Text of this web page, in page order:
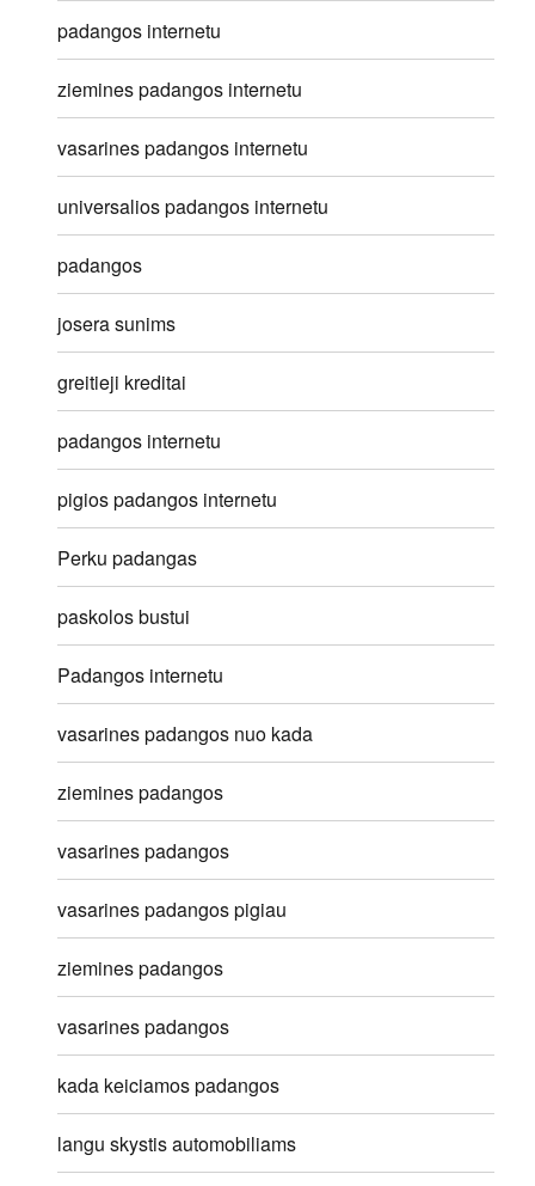
padangos internetu
ziemines padangos internetu
vasarines padangos internetu
universalios padangos internetu
padangos
josera sunims
greitieji kreditai
padangos internetu
pigios padangos internetu
Perku padangas
paskolos bustui
Padangos internetu
vasarines padangos nuo kada
ziemines padangos
vasarines padangos
vasarines padangos pigiau
ziemines padangos
vasarines padangos
kada keiciamos padangos
langu skystis automobiliams